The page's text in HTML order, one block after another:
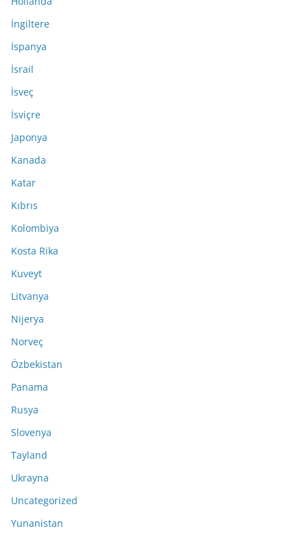
İngiltere
İspanya
İsrail
İsveç
İsviçre
Japonya
Kanada
Katar
Kıbrıs
Kolombiya
Kosta Rika
Kuveyt
Litvanya
Nijerya
Norveç
Özbekistan
Panama
Rusya
Slovenya
Tayland
Ukrayna
Uncategorized
Yunanistan